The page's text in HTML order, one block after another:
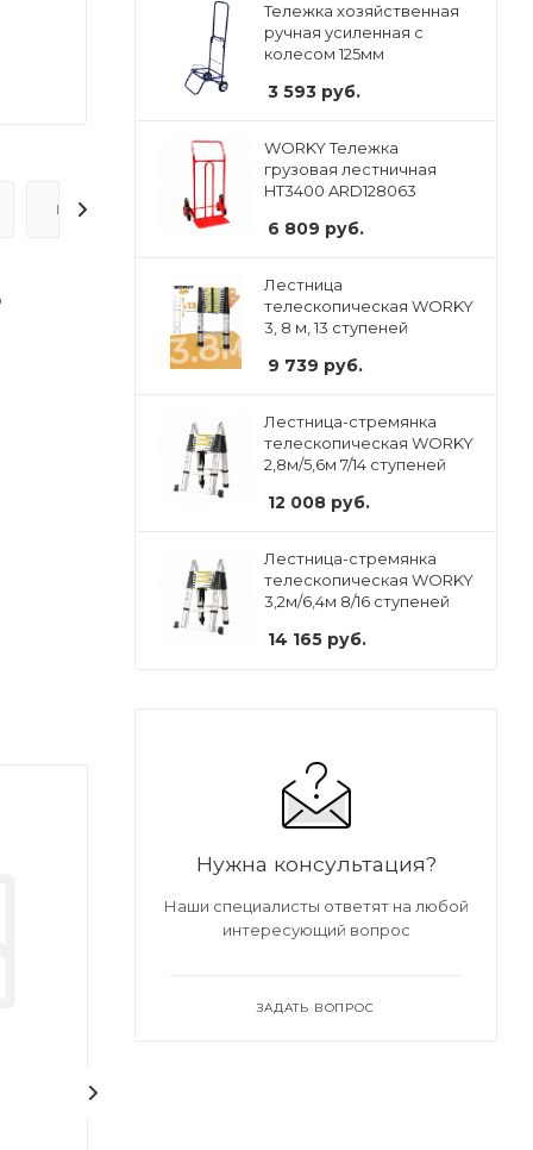
ВОПРОС-ОТВЕТ
Тележка хозяйственная
ручная усиленная с
колесом 125мм
3 593 руб.
WORKY Тележка
грузовая лестничная
HT3400 ARD128063
6 809 руб.
Лестница
телескопическая WORKY
3, 8 м, 13 ступеней
9 739 руб.
Лестница-стремянка
телескопическая WORKY
2,8м/5,6м 7/14 ступеней
12 008 руб.
Лестница-стремянка
телескопическая WORKY
3,2м/6,4м 8/16 ступеней
14 165 руб.
Нужна консультация?
Наши специалисты ответят на любой
интересующий вопрос
ЗАДАТЬ ВОПРОС